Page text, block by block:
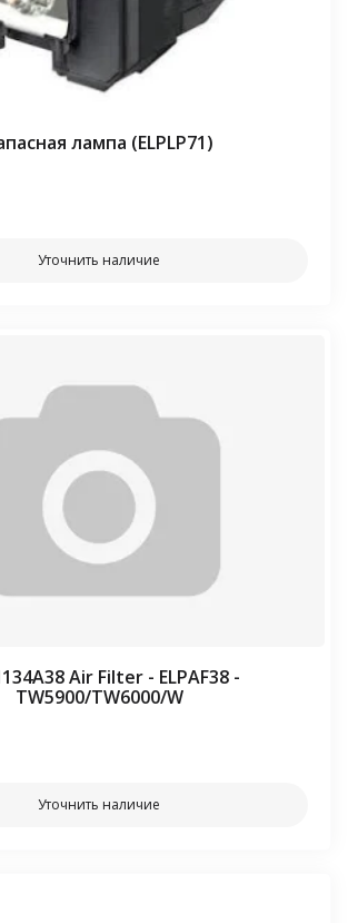
лампа (ELPLP71)
Уточнить наличие
Air Filter - ELPAF38 -
TW5900/TW6000/W
Уточнить наличие